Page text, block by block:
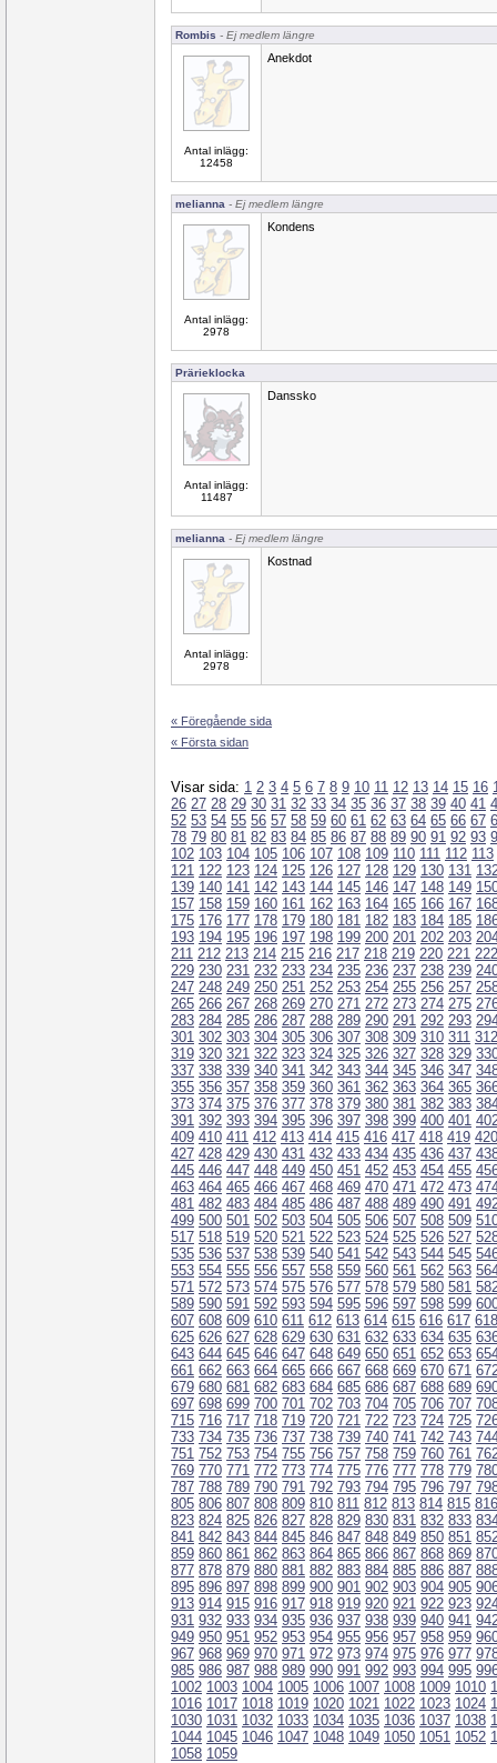
Rombis - Ej medlem längre
Antal inlägg:
12458
Anekdot
melianna - Ej medlem längre
Antal inlägg:
2978
Kondens
Prärieklocka
Antal inlägg:
11487
Danssko
melianna - Ej medlem längre
Antal inlägg:
2978
Kostnad
« Föregående sida
« Första sidan
Visar sida: 1 2 3 4 5 6 7 8 9 10 11 12 13 14 15 16
26 27 28 29 30 31 32 33 34 35 36 37 38 39 40 41
52 53 54 55 56 57 58 59 60 61 62 63 64 65 66 67
78 79 80 81 82 83 84 85 86 87 88 89 90 91 92 93
102 103 104 105 106 107 108 109 110 111 112 113
121 122 123 124 125 126 127 128 129 130 131
139 140 141 142 143 144 145 146 147 148 149
157 158 159 160 161 162 163 164 165 166 167
175 176 177 178 179 180 181 182 183 184 185
193 194 195 196 197 198 199 200 201 202 203
211 212 213 214 215 216 217 218 219 220 221 222
229 230 231 232 233 234 235 236 237 238 239
247 248 249 250 251 252 253 254 255 256 257
265 266 267 268 269 270 271 272 273 274 275
283 284 285 286 287 288 289 290 291 292 293
301 302 303 304 305 306 307 308 309 310 311 312
319 320 321 322 323 324 325 326 327 328 329
337 338 339 340 341 342 343 344 345 346 347
355 356 357 358 359 360 361 362 363 364 365
373 374 375 376 377 378 379 380 381 382 383
391 392 393 394 395 396 397 398 399 400 401
409 410 411 412 413 414 415 416 417 418 419 420
427 428 429 430 431 432 433 434 435 436 437
445 446 447 448 449 450 451 452 453 454 455
463 464 465 466 467 468 469 470 471 472 473
481 482 483 484 485 486 487 488 489 490 491
499 500 501 502 503 504 505 506 507 508 509
517 518 519 520 521 522 523 524 525 526 527
535 536 537 538 539 540 541 542 543 544 545
553 554 555 556 557 558 559 560 561 562 563
571 572 573 574 575 576 577 578 579 580 581
589 590 591 592 593 594 595 596 597 598 599
607 608 609 610 611 612 613 614 615 616 617 618
625 626 627 628 629 630 631 632 633 634 635
643 644 645 646 647 648 649 650 651 652 653
661 662 663 664 665 666 667 668 669 670 671
679 680 681 682 683 684 685 686 687 688 689
697 698 699 700 701 702 703 704 705 706 707
715 716 717 718 719 720 721 722 723 724 725
733 734 735 736 737 738 739 740 741 742 743
751 752 753 754 755 756 757 758 759 760 761
769 770 771 772 773 774 775 776 777 778 779
787 788 789 790 791 792 793 794 795 796 797
805 806 807 808 809 810 811 812 813 814 815 816
823 824 825 826 827 828 829 830 831 832 833
841 842 843 844 845 846 847 848 849 850 851
859 860 861 862 863 864 865 866 867 868 869
877 878 879 880 881 882 883 884 885 886 887
895 896 897 898 899 900 901 902 903 904 905
913 914 915 916 917 918 919 920 921 922 923
931 932 933 934 935 936 937 938 939 940 941
949 950 951 952 953 954 955 956 957 958 959
967 968 969 970 971 972 973 974 975 976 977
985 986 987 988 989 990 991 992 993 994 995
1002 1003 1004 1005 1006 1007 1008 1009 1010
1016 1017 1018 1019 1020 1021 1022 1023 1024
1030 1031 1032 1033 1034 1035 1036 1037 1038
1044 1045 1046 1047 1048 1049 1050 1051 1052
1058 1059